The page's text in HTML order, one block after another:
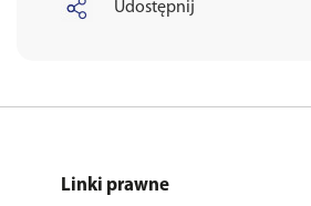
Udostępnij
Linki prawne